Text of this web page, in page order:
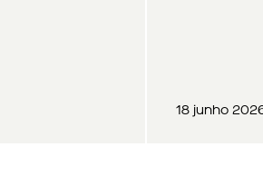
18 junho